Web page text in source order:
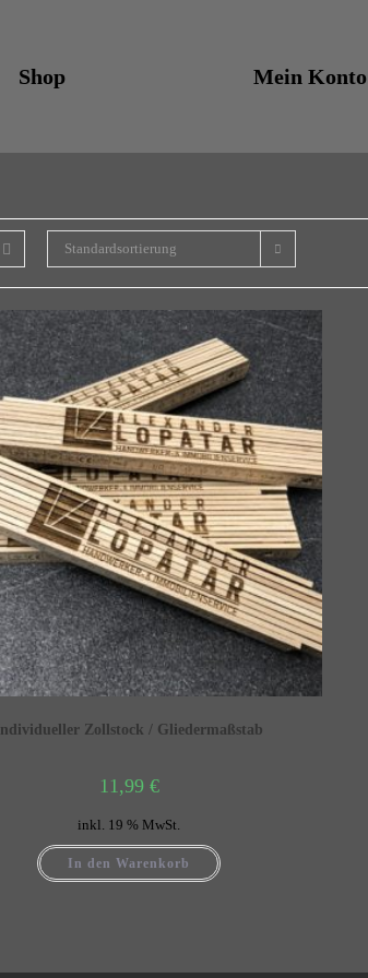
Shop Mein Konto
Standardsortierung
Individueller Zollstock / Gliedermaßstab
11,99 €
inkl. 19 % MwSt.
In den Warenkorb